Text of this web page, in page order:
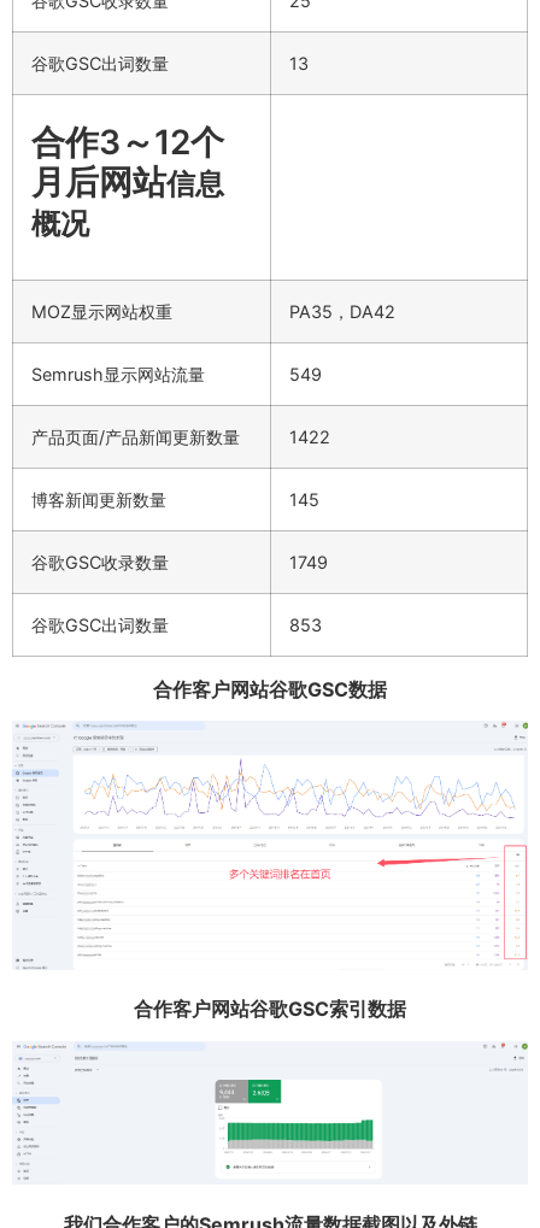
谷歌GSC出词数量 13
合作3～12个
月后网站信息
概况
MOZ显示网站权重 PA35，DA42
Semrush显示网站流量 549
产品页面/产品新闻更新数量 1422
博客新闻更新数量 145
谷歌GSC收录数量 1749
谷歌GSC出词数量 853
合作客户网站谷歌GSC数据
合作客户网站谷歌GSC索引数据